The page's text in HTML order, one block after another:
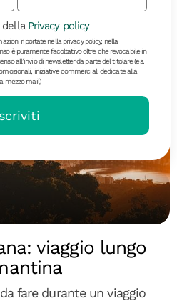
viaggio lungo
fare durante un viaggio
della Privacy policy
riportate nella privacy policy, nella
è puramente facoltativo oltre che revocabile in
all’invio di newsletter da parte del titolare (es.
iniziative commerciali dedicate alla
mezzo mail)